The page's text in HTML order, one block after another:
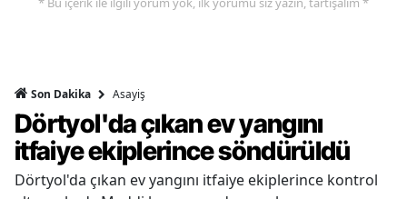
Son Dakika Asayiş
Dörtyol'da çıkan ev yangını
itfaiye ekiplerince söndürüldü
Dörtyol'da çıkan ev yangını itfaiye ekiplerince kontrol